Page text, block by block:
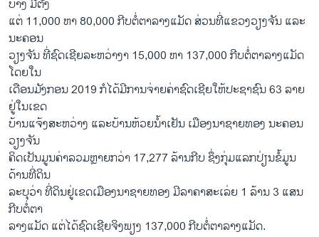
ບາງ ມີຕັ້ງ
ແຕ່ 11,000 ຫາ 80,000 ກີບຕໍ່ຕາລາງແມັດ ສ່ວນທີ່ແຂວງວຽງຈັນ ແລະ
ນະຄອນ
ວຽງຈັນ ທີ່ຊົດເຊີຍລະຫວ່າງາ 15,000 ຫາ 137,000 ກີບຕໍ່ຕາລາງແມັດ
ໂດຍໃນ
ເດືອນມັງກອນ 2019 ກໍໄດ້ມີການຈ່າຍຄ່າຊົດເຊີຍໃຫ້ປະຊາຊົນ 63 ລາຍ
ຢູ່ໃນເຂດ
ບ້ານແຈ້ງສະຫວ່າງ ແລະບ້ານຫ້ວຍນ້ຳເຢັນ ເມືອງນາຊາຍທອງ ນະຄອນ
ວຽງຈັນ
ຄິດເປັນມູນຄ່າລວມຫຼາຍກວ່າ 17,277 ລ້ານກີບ ຊຶ່ງກຸ່ມແລກປ່ຽນຂໍ້ມູນ
ດ້ານທີ່ດິນ
ລະບຸວ່າ ທີ່ດິນຢູ່ເຂດເມືອງນາຊາຍທອງ ມີລາຄາສະເລ່ຍ 1 ລ້ານ 3 ແສນ
ກີບຕໍ່ຕາ
ລາງແມັດ ແຕ່ໄດ້ຊົດເຊີຍຈິງພຽງ 137,000 ກີບຕໍ່ຕາລາງແມັດ.